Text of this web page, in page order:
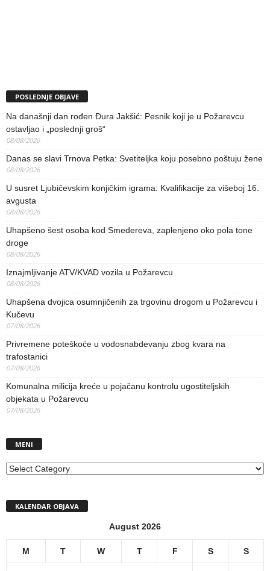
POSLEDNJE OBJAVE
Na današnji dan rođen Đura Jakšić: Pesnik koji je u Požarevcu
ostavljao i „poslednji groš“
08/08/2026
Danas se slavi Trnova Petka: Svetiteljka koju posebno poštuju žene
08/08/2026
U susret Ljubičevskim konjičkim igrama: Kvalifikacije za višeboj 16.
avgusta
08/08/2026
Uhapšeno šest osoba kod Smedereva, zaplenjeno oko pola tone
droge
08/08/2026
Iznajmljivanje ATV/KVAD vozila u Požarevcu
08/08/2026
Uhapšena dvojica osumnjičenih za trgovinu drogom u Požarevcu i
Kučevu
07/08/2026
Privremene poteškoće u vodosnabdevanju zbog kvara na
trafostanici
07/08/2026
Komunalna milicija kreće u pojačanu kontrolu ugostiteljskih
objekata u Požarevcu
07/08/2026
MENI
MENI
KALENDAR OBJAVA
August 2026
M T W T F S S